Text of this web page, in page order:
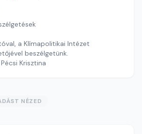
Intézet
beszélgetünk.
Krisztina
NÉZED